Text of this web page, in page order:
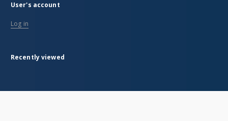
User's account
Log in
Recently viewed